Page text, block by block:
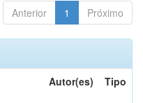
Anterior 1 Próximo
Autor(es) Tipo